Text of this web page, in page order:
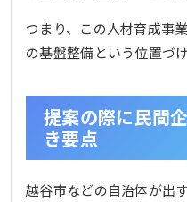
つまり、この人材育成事
の基盤整備という位置づ
提案の際に民間
き要点
越谷市などの自治体が出